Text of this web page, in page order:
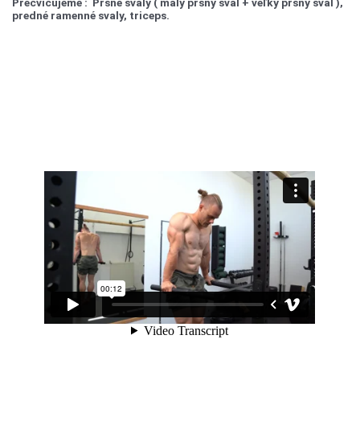
Precvičujeme :
Prsné svaly ( malý prsný sval + veľký prsný sval ),
predné ramenné svaly, triceps.